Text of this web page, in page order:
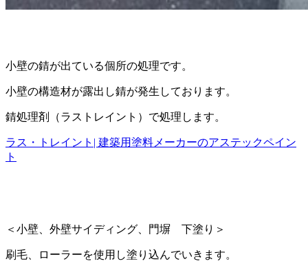
小壁の錆が出ている個所の処理です。
小壁の構造材が露出し錆が発生しております。
錆処理剤（ラストレイント）で処理します。
ラス・トレイント| 建築用塗料メーカーのアステックペイン
ト
＜小壁、外壁サイディング、門塀 下塗り＞
刷毛、ローラーを使用し塗り込んでいきます。